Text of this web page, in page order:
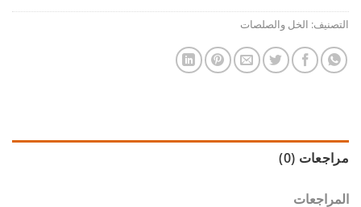
التصنيف: الخل والصلصات
مراجعات (0)
المراجعات